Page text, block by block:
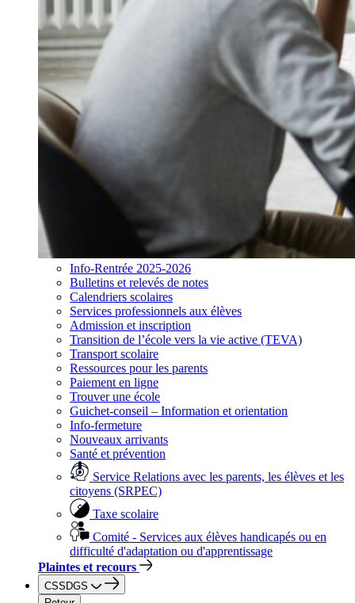
Info-Rentrée 2025-2026
Bulletins et relevés de notes
Calendriers scolaires
Services professionnels aux élèves
Admission et inscription
Transition de l’école vers la vie active (TEVA)
Transport scolaire
Ressources pour les parents
Paiement en ligne
Trouver une école
Guichet-conseil – Information et orientation
Info-fermeture
Nouveaux arrivants
Santé et prévention
Service Relations avec les parents, les élèves et les
citoyens (SRPEC)
Taxe scolaire
Comité - Services aux élèves handicapés ou en
difficulté d'adaptation ou d'apprentissage
Plaintes et recours
CSSDGS